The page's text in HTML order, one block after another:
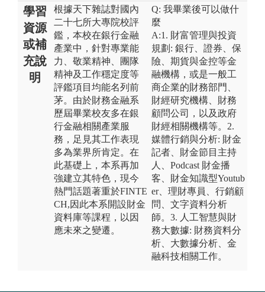
學習
資源
或補
充說
明
根據天下雜誌對國內
二十七所大專院校評
鑑，本校在銀行金融
產業中，針對專業能
力、敬業精神、團隊
精神及工作穩定度等
評鑑項目均能名列前
茅。由於財務金融系
歷屆畢業校友多在銀
行金融相關產業服
務，足見其工作表現
多為業界所肯定。在
此基礎上，本系再加
強建立其特色，現今
熱門話題著重於FINTE
CH,因此本系開設財金
資料庫等課程，以因
應未來之變遷。
Q: 我畢業後可以做什
麼
A:1. 財富管理與投資
規劃: 銀行、證券、保
險、期貨與金控等金
融機構，或是一般工
商企業的財務部門、
財經研究機構、財務
顧問公司，以及政府
財經相關機構等。2.
媒體行銷與分析: 財金
記者、財金節目主持
人、Podcast 財金播
客、財金知識型Youtub
er、理財專員、行銷顧
問、文字資料分析
師。3. 人工智慧與財
務大數據: 財務資料分
析、大數據分析、金
融科技相關工作。